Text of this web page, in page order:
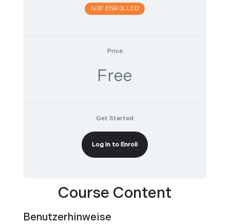
NOT ENROLLED
Price
Free
Get Started
Log In to Enroll
Course Content
Benutzerhinweise